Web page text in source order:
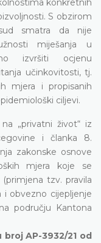
konkretnih
S obzirom
smatra da nije
miješanja u
izvršiti ocjenu
učinkovitosti, tj.
mjera i propisanih
ciljevi.
„privatni život“ iz
i članka 8.
zakonske osnove
mjera koje se
tzv. pravila
i obvezno cijepljenje
području Kantona
AP-3932/21 od